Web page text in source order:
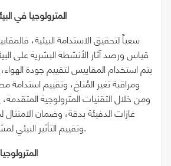
المترولوجيا في
سعياً لتحقيق الاستدامة البيئية،
قياس ورصد آثار الأنشطة البشرية على
يتم استخدام المقاييس لتقييم جودة
ومراقبة تغير المُناخ، وتقييم استدامة
ومن خلال التقنيات المترولوجية
غازات الدفيئة بدقة، وضمان الامتثال
وتقييم التأثير البيئي لمشاريع الطاقة المتجددة.